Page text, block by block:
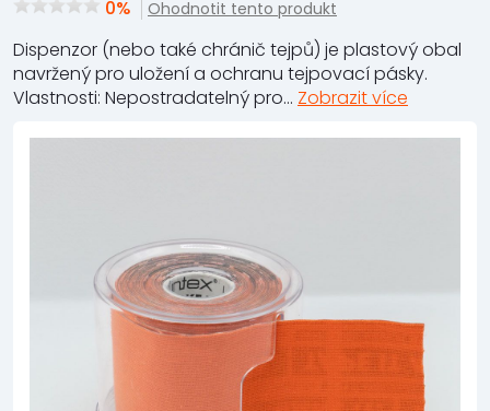
0% Ohodnotit tento produkt
Dispenzor (nebo také chránič tejpů) je plastový obal
navržený pro uložení a ochranu tejpovací pásky.
Vlastnosti: Nepostradatelný pro... Zobrazit více